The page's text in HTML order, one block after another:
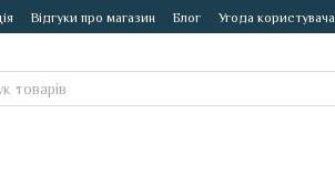
Відгуки про магазин Блог Угода користувача